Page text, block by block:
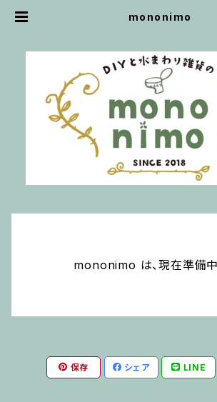
mononimo
mononimo は、現在準備中
保存 シェア LINE